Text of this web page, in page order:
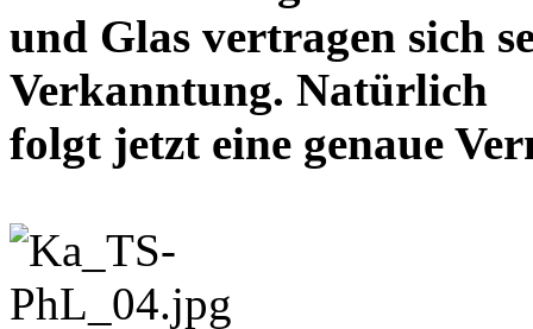
und Glas vertragen sich
Verkanntung. Natürlich
folgt jetzt eine genaue